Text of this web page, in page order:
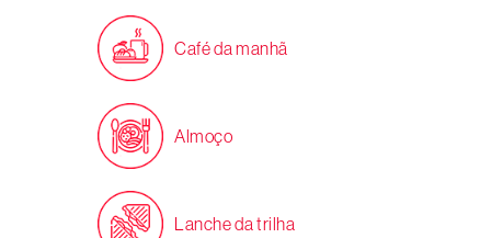
Café da manhã
Almoço
Lanche da trilha